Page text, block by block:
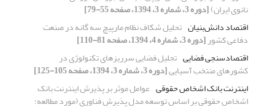
نانوی ایران)‏[دوره 3، شماره 3، 1394، صفحه 55-79]
اقتصاد دانش‌بنیان تحلیل شکاف نظام مارپیچ سه گانه در صنعت
دفاعی کشور[دوره 3، شماره 4، 1394، صفحه 81-110]
اقتصادسنجی فضایی تحلیل فضایی سرریزهای تکنولوژی در
کشورهای منتخب آسیایی[دوره 3، شماره 3، 1394، صفحه 105-125]
اینترنت بانک اشخاص حقوقی عوامل موثر بر پذیرش اینترنت بانک
اشخاص حقوقی بر اساس توسعه مدل پذیرش فناوری (مورد مطالعه: